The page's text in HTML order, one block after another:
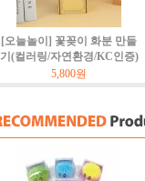
[오늘놀이] 꽃꽂이 화분 만들
기(컬러링/자연환경/KC인증)
5,800원